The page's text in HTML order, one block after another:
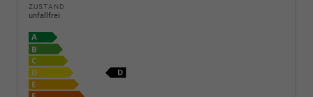
ZUSTAND
unfallfrei